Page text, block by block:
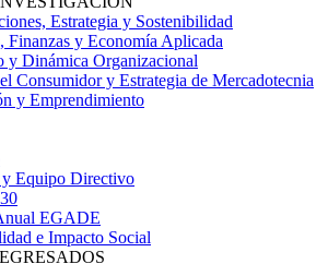
Estrategia y Sostenibilidad
Finanzas y Economía Aplicada
y Dinámica Organizacional
Consumidor y Estrategia de Mercadotecnia
y Emprendimiento
y Equipo Directivo
EGADE
e Impacto Social